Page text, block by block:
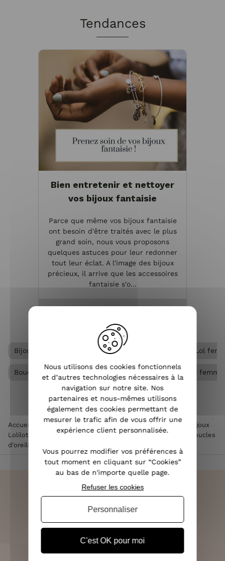
Tendances
Bien entretenir et nettoyer
vos bijoux fantaisie
Parce que même vos bijoux fantaisie
ont besoin d'être traités avec le plus
grand soin, nous vous proposons
quelques astuces pour leur redonner
tout leur éclat. A l'image des bijoux
précieux, il arrive que les accessoires
fantaisie s'o...
VOIR L'ARTICLE
Bijoux acier femme Boucles d'oreilles Lolilota & Lol
Boucles d'oreilles acier femme Boucles d'oreilles femme
Accueil
Bijoux
Lolilota & Lol femme >Boucles d'oreilles Lolilota & Lol
Boucles
d'oreilles LOLILOTA Cactus acier cuivré
OFFERTE DÈS 70€
Nous utilisons des cookies fonctionnels
et d’autres technologies nécessaires à la
navigation sur notre site. Nos
partenaires et nous-mêmes utilisons
également des cookies permettant de
mesurer le trafic afin de vous offrir une
expérience client personnalisée.
Vous pourrez modifier vos préférences à
tout moment en cliquant sur “Cookies”
au bas de n'importe quelle page.
C'est OK pour moi
Refuser les cookies
Personnaliser